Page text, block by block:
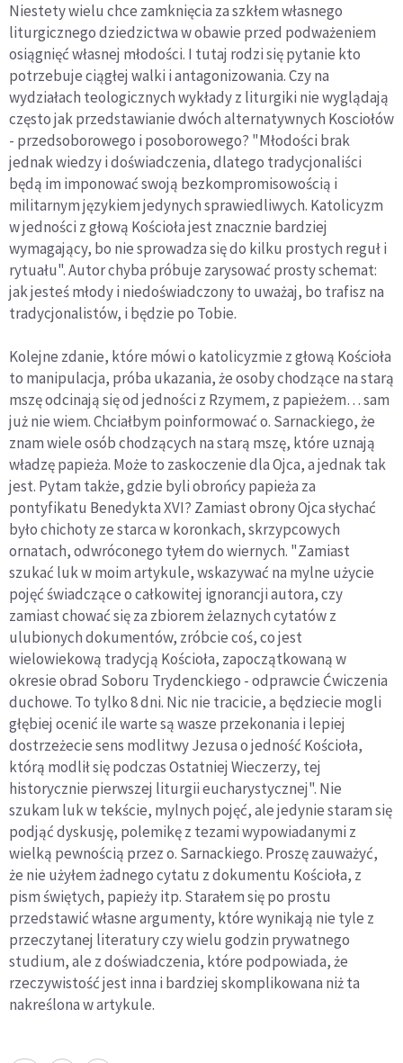
Niestety wielu chce zamknięcia za szkłem własnego
liturgicznego dziedzictwa w obawie przed podważeniem
osiągnięć własnej młodości. I tutaj rodzi się pytanie kto
potrzebuje ciągłej walki i antagonizowania. Czy na
wydziałach teologicznych wykłady z liturgiki nie wyglądają
często jak przedstawianie dwóch alternatywnych Kosciołów
- przedsoborowego i posoborowego? "Młodości brak
jednak wiedzy i doświadczenia, dlatego tradycjonaliści
będą im imponować swoją bezkompromisowością i
militarnym językiem jedynych sprawiedliwych. Katolicyzm
w jedności z głową Kościoła jest znacznie bardziej
wymagający, bo nie sprowadza się do kilku prostych reguł i
rytuału". Autor chyba próbuje zarysować prosty schemat:
jak jesteś młody i niedoświadczony to uważaj, bo trafisz na
tradycjonalistów, i będzie po Tobie.
Kolejne zdanie, które mówi o katolicyzmie z głową Kościoła
to manipulacja, próba ukazania, że osoby chodzące na starą
mszę odcinają się od jedności z Rzymem, z papieżem… sam
już nie wiem. Chciałbym poinformować o. Sarnackiego, że
znam wiele osób chodzących na starą mszę, które uznają
władzę papieża. Może to zaskoczenie dla Ojca, a jednak tak
jest. Pytam także, gdzie byli obrońcy papieża za
pontyfikatu Benedykta XVI? Zamiast obrony Ojca słychać
było chichoty ze starca w koronkach, skrzypcowych
ornatach, odwróconego tyłem do wiernych. "Zamiast
szukać luk w moim artykule, wskazywać na mylne użycie
pojęć świadczące o całkowitej ignorancji autora, czy
zamiast chować się za zbiorem żelaznych cytatów z
ulubionych dokumentów, zróbcie coś, co jest
wielowiekową tradycją Kościoła, zapoczątkowaną w
okresie obrad Soboru Trydenckiego - odprawcie Ćwiczenia
duchowe. To tylko 8 dni. Nic nie tracicie, a będziecie mogli
głębiej ocenić ile warte są wasze przekonania i lepiej
dostrzeżecie sens modlitwy Jezusa o jedność Kościoła,
którą modlił się podczas Ostatniej Wieczerzy, tej
historycznie pierwszej liturgii eucharystycznej". Nie
szukam luk w tekście, mylnych pojęć, ale jedynie staram się
podjąć dyskusję, polemikę z tezami wypowiadanymi z
wielką pewnością przez o. Sarnackiego. Proszę zauważyć,
że nie użyłem żadnego cytatu z dokumentu Kościoła, z
pism świętych, papieży itp. Starałem się po prostu
przedstawić własne argumenty, które wynikają nie tyle z
przeczytanej literatury czy wielu godzin prywatnego
studium, ale z doświadczenia, które podpowiada, że
rzeczywistość jest inna i bardziej skomplikowana niż ta
nakreślona w artykule.